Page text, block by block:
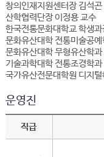
창의인재지원센터장 김석곤
산학협력단장 이정용 교수
한국전통문화대학교 학생과
문화유산대학 전통미술공
문화유산대학 무형유산학
기술과학대학 전통조경학
국가유산전문대학원 디지
운영진
직급